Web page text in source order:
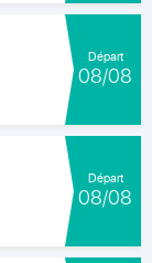
Départ
08/08
Départ
08/08